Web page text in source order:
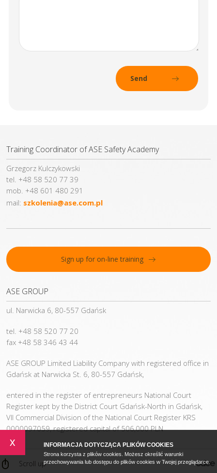
Training Coordinator of ASE Safety Academy
Grzegorz Kulczykowski
tel. +48 58 520 77 39
mob. +48 601 480 291
mail: szkolenia@ase.com.pl
Sign up for on-line training
ASE GROUP
ul. Narwicka 6, 80-557 Gdańsk
tel. +48 58 520 77 20
fax +48 58 346 43 44
ASE GROUP Limited Liability Company with registered office in
Gdańsk at Narwicka St. 6, 80-557 Gdańsk,
entered in the register of entrepreneurs National Court
Register kept by the District Court Gdańsk-North in Gdańsk,
VII Commercial Division of the National Court Register KRS
0000097059, registered capital of 506,000 PLN
Scroll up
x INFORMACJA DOTYCZĄCA PLIKÓW COOKIES
Strona korzysta z plików cookies. Możesz określić warunki
przechowywania lub dostępu do plików cookies w Twojej przeglądarce.